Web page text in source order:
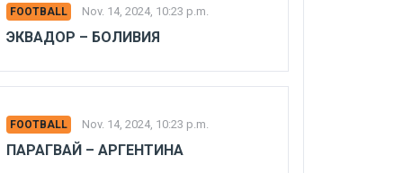
FOOTBALL Nov. 14, 2024, 10:23 p.m.
ЭКВАДОР – БОЛИВИЯ
FOOTBALL Nov. 14, 2024, 10:23 p.m.
ПАРАГВАЙ – АРГЕНТИНА